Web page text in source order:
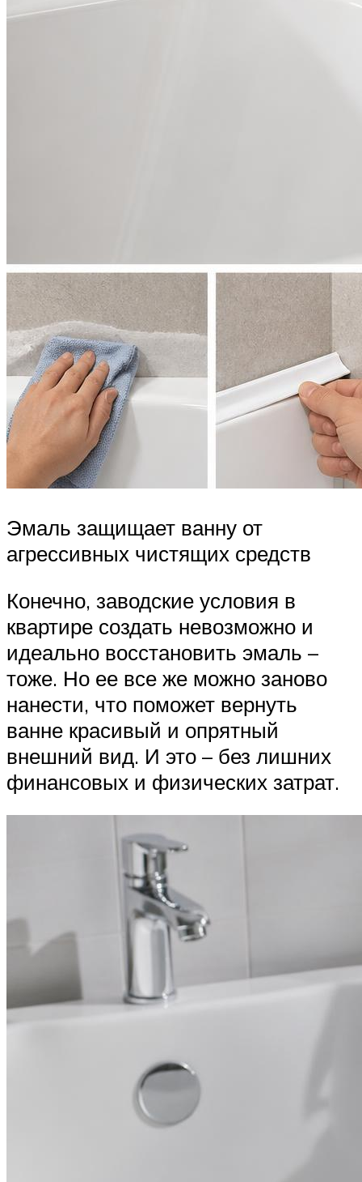
Эмаль защищает ванну от
агрессивных чистящих средств
Конечно, заводские условия в
квартире создать невозможно и
идеально восстановить эмаль –
тоже. Но ее все же можно заново
нанести, что поможет вернуть
ванне красивый и опрятный
внешний вид. И это – без лишних
финансовых и физических затрат.